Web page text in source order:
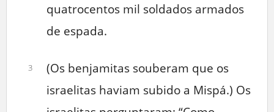
quatrocentos mil soldados armados
de espada.
3
(Os benjamitas souberam que os
israelitas haviam subido a Mispá.) Os